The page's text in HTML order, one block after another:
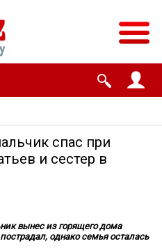
спас при
и сестер в
вынес из горящего дома
однако семья осталась